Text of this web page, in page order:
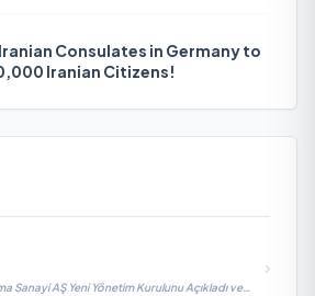
Consulates in Germany to
Iranian Citizens!
Sanayi AŞ Yeni Yönetim Kurulunu Açıkladı ve